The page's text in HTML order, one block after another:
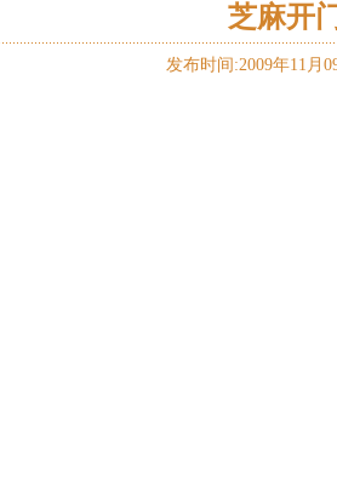
芝麻开
发布时间:2009年11月